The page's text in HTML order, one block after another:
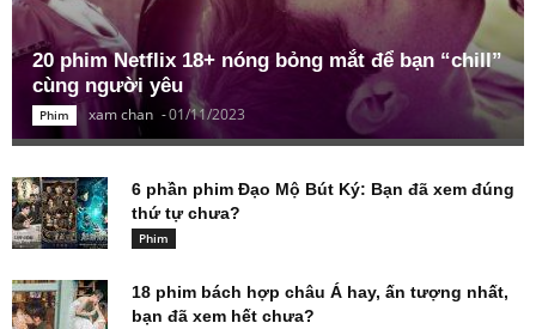
20 phim Netflix 18+ nóng bỏng mắt để bạn “chill”
cùng người yêu
Phim xam chan -01/11/2023
6 phần phim Đạo Mộ Bút Ký: Bạn đã xem đúng
thứ tự chưa?
Phim
18 phim bách hợp châu Á hay, ấn tượng nhất,
bạn đã xem hết chưa?